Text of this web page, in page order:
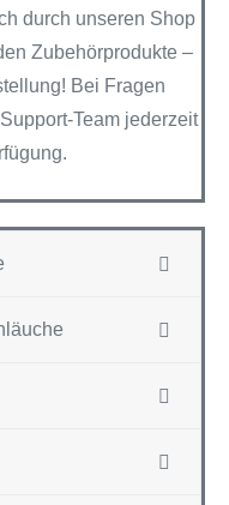
durch unseren Shop
Zubehörprodukte –
Bei Fragen
Team jederzeit